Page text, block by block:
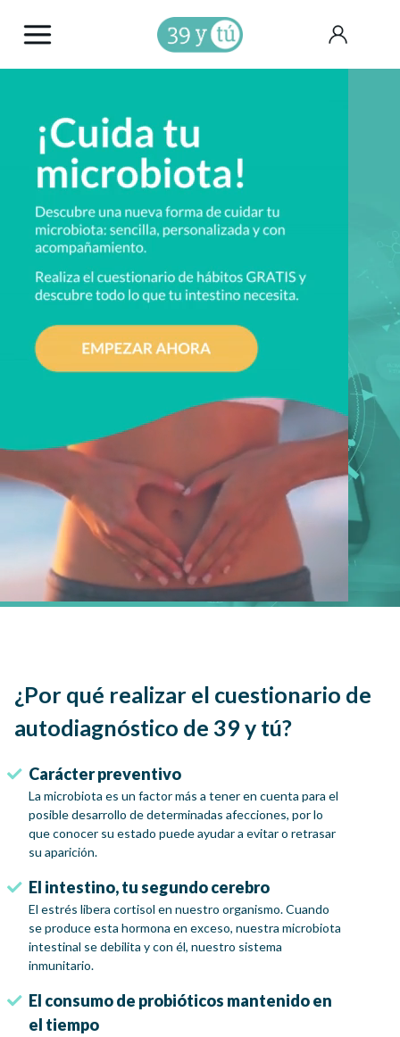
¿Por qué realizar el cuestionario de
autodiagnóstico de 39 y tú?
Carácter preventivo
La microbiota es un factor más a tener en cuenta para el
posible desarrollo de determinadas afecciones, por lo
que conocer su estado puede ayudar a evitar o retrasar
su aparición.
El intestino, tu segundo cerebro
El estrés libera cortisol en nuestro organismo. Cuando
se produce esta hormona en exceso, nuestra microbiota
intestinal se debilita y con él, nuestro sistema
inmunitario.
El consumo de probióticos mantenido en
el tiempo